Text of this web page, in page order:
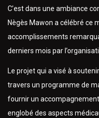
C’est dans une ambiance
Nègès Mawon a célébré ce
accomplissements
derniers mois par
Le projet qui a visé à
travers un programme de
fournir un
englobé des aspects